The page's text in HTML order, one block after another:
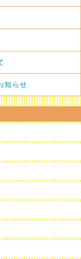
知らせ